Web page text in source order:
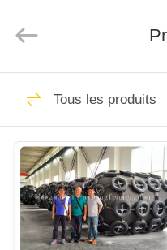
MAISON
PRODUITS
Fender
Rights
Tous les produits